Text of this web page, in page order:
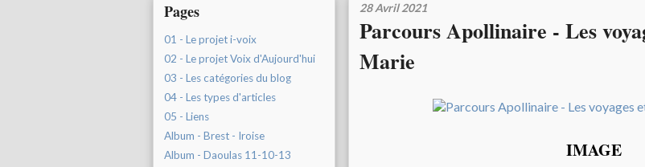
Pages
01 - Le projet i-voix
02 - Le projet Voix d'Aujourd'hui
03 - Les catégories du blog
04 - Les types d'articles
05 - Liens
Album - Brest - Iroise
Album - Daoulas 11-10-13
28 Avril 2021
Parcours Apollinaire - Les
Marie
IMAGE